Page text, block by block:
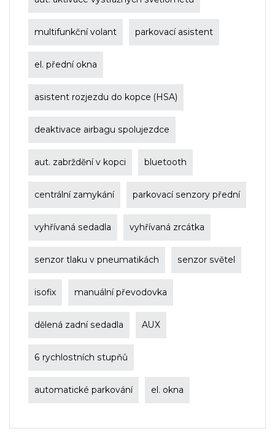
multifunkční volant parkovací asistent
el. přední okna
asistent rozjezdu do kopce (HSA)
deaktivace airbagu spolujezdce
aut. zabrždění v kopci bluetooth
centrální zamykání parkovací senzory přední
vyhřívaná sedadla vyhřívaná zrcátka
senzor tlaku v pneumatikách senzor světel
isofix manuální převodovka
dělená zadní sedadla AUX
6 rychlostních stupňů
automatické parkování el. okna